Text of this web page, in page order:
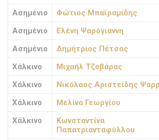
Ασημένιο
Φώτιος Μπαϊραμίδης
Ασημένιο
Ελένη Ψαρόγιαννη
Ασημένιο
Δημήτριος Πέτσας
Χάλκινο
Μιχαήλ Τζοβάρας
Χάλκινο
Νικόλαος Αριστείδης
Χάλκινο
Μελίνα Γεωργίου
Χάλκινο
Κωνσταντίνα
Παπατριανταφύλλου